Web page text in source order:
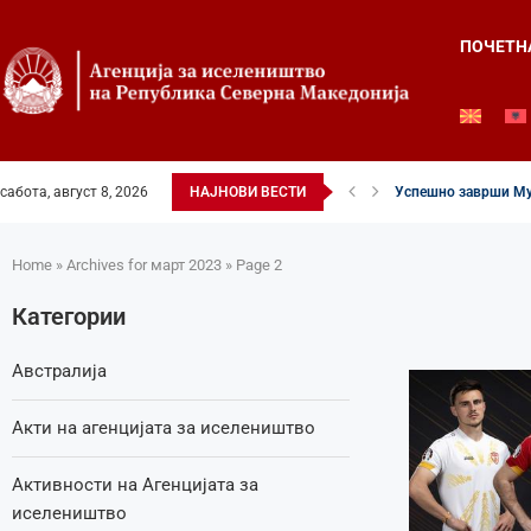
сабота, август 8, 2026 НАЈНОВИ ВЕСТИ Успешно заврши
Home » Archives for март 2023 » Page 2
Категории
Австралија
Акти на агенцијата за иселеништво
Активности на Агенцијата за
иселеништво